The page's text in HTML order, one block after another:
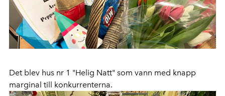
Det blev hus nr 1 "Helig Natt" som vann med knapp
marginal till konkurrenterna.